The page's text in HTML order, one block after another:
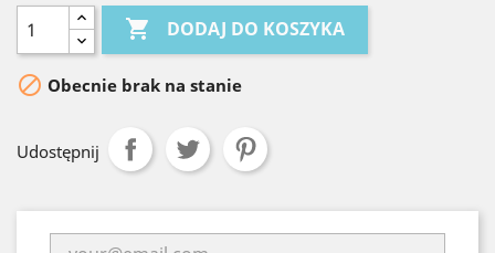
 DODAJ DO KOSZYKA
 Obecnie brak na stanie
Udostępnij